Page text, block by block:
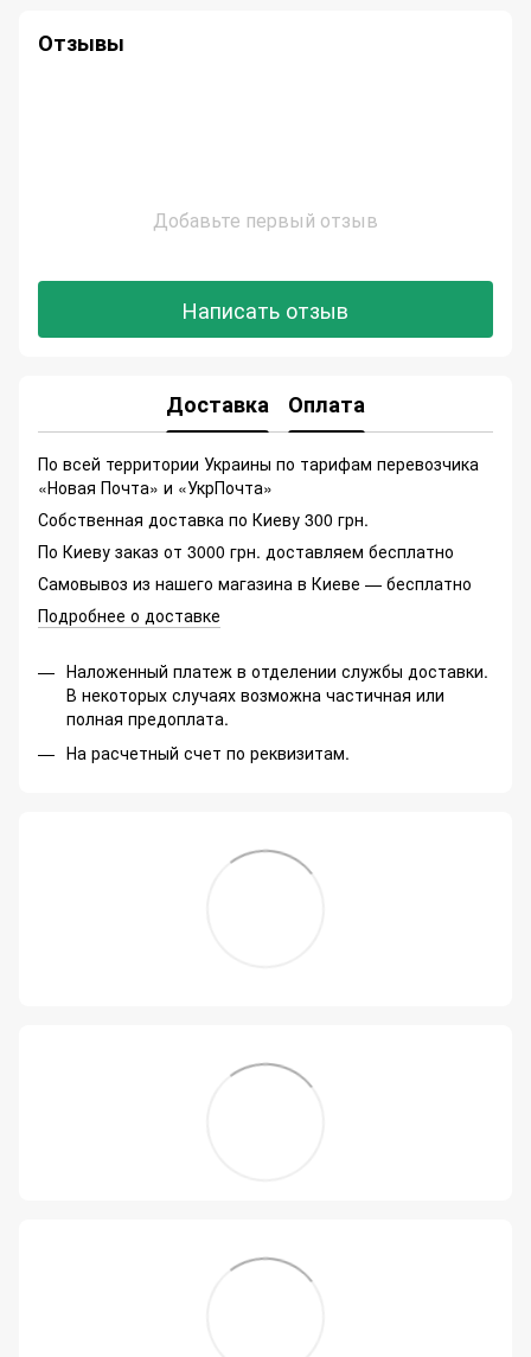
Отзывы
Добавьте первый отзыв
Написать отзыв
Доставка Оплата
По всей территории Украины по тарифам перевозчика
«Новая Почта» и «УкрПочта»
Собственная доставка по Киеву 300 грн.
По Киеву заказ от 3000 грн. доставляем бесплатно
Самовывоз из нашего магазина в Киеве — бесплатно
Подробнее о доставке
Наложенный платеж в отделении службы доставки.
В некоторых случаях возможна частичная или
полная предоплата.
На расчетный счет по реквизитам.